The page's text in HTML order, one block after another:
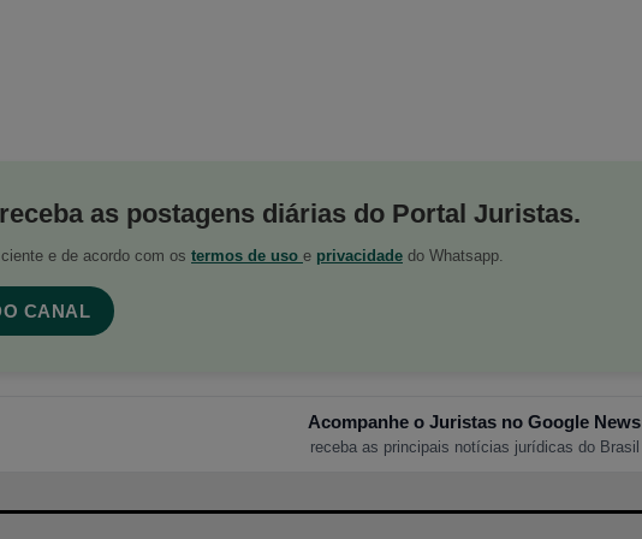
as postagens diárias do Portal Juristas.
e de acordo com os termos de uso e privacidade do Whatsapp.
CANAL
Acompanhe o Juristas no Google News
receba as principais notícias jurídicas do Brasil